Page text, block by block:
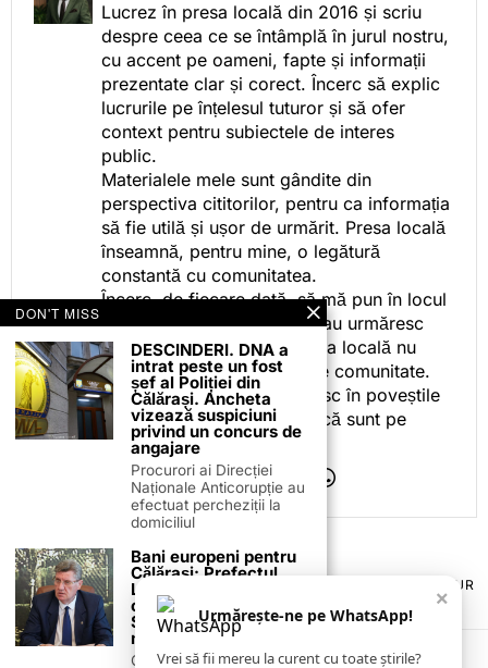
Lucrez în presa locală din 2016 și scriu
despre ceea ce se întâmplă în jurul nostru,
cu accent pe oameni, fapte și informații
prezentate clar și corect. Încerc să explic
lucrurile pe înțelesul tuturor și să ofer
context pentru subiectele de interes
public.
Materialele mele sunt gândite din
perspectiva cititorilor, pentru ca informația
să fie utilă și ușor de urmărit. Presa locală
înseamnă, pentru mine, o legătură
constantă cu comunitatea.
Încerc, de fiecare dată, să mă pun în locul
celor care citesc, privesc sau urmăresc
ceea ce fac. Pentru că presa locală nu
este despre mine, ci despre comunitate.
Iar dacă oamenii se regăsesc în poveștile
pe care le spun, înseamnă că sunt pe
drumul bun.
TERMENI ȘI CONDIȚII
POLITICA DE ANULARE & RETUR
PUBLICITATE ONLINE & TIPĂRITĂ
CONTACT
ZIARUL ANUNȚUL CĂLĂRĂȘEAN
×
Urmărește-ne pe WhatsApp!
Vrei să fii mereu la curent cu toate știrile?
DON'T MISS
DESCINDERI. DNA a
intrat peste un fost
șef al Poliției din
Călărași. Ancheta
vizează suspiciuni
privind un concurs de
angajare
Procurori ai Direcției
Naționale Anticorupție au
efectuat percheziții la
domiciliul
Bani europeni pentru
Călărași: Prefectul
Laurențiu State anunță
colaborarea cu ADR
Sud-Muntenia pentru
noi finanțări
Călărașul se pregătește